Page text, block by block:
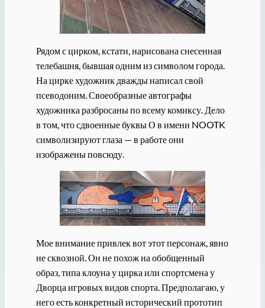
Рядом с цирком, кстати, нарисована снесенная
телебашня, бывшая одним из символом города.
На цирке художник дважды написал свой
псеводоним. Своеобразные автографы
художника разбросаны по всему комиксу. Дело
в том, что сдвоенные буквы О в имени NOOTK
символизируют глаза — в работе они
изображены повсюду.
Мое внимание привлек вот этот персонаж, явно
не сквозной. Он не похож на обобщенный
образ, типа клоуна у цирка или спортсмена у
Дворца игровых видов спорта. Предполагаю, у
него есть конкретный исторический прототип